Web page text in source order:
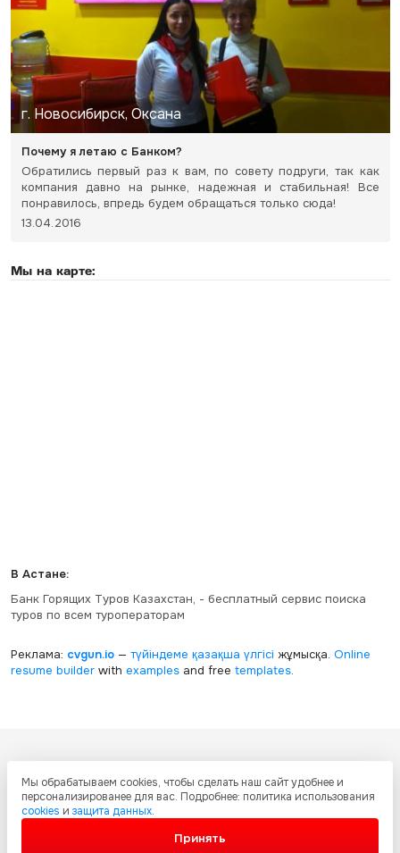
г. Новосибирск, Оксана
Почему я летаю с Банком?
Обратились первый раз к вам, по совету подруги, так как
компания давно на рынке, надежная и стабильная! Все
понравилось, впредь будем обращаться только сюда!
13.04.2016
Мы на карте:
В Астане:
Банк Горящих Туров Казахстан, - бесплатный сервис поиска
туров по всем туроператорам
Реклама: cvgun.io— түйіндеме қазақша үлгісі жұмысқа. Online
resume builderwith examplesand free templates.
графическое содержание, структуру и оформление страниц защищены
международными соглашениями и законодательством Республики
Казахстан об охране авторских прав и интеллектуальной собственности.
Любое копирование и распространение материалов сайта без
Мы обрабатываем cookies, чтобы сделать наш сайт удобнее и
персонализированее для вас. Подробнее: политика использования
cookies и защита данных.
Принять